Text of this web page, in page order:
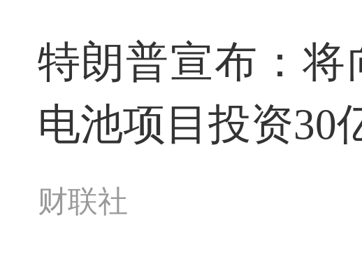
特朗普宣布：将
电池项目投资30
财联社